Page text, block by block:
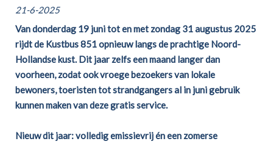
21-6-2025
Van donderdag 19 juni tot en met zondag 31 augustus 2025
rijdt de Kustbus 851 opnieuw langs de prachtige Noord-
Hollandse kust. Dit jaar zelfs een maand langer dan
voorheen, zodat ook vroege bezoekers van lokale
bewoners, toeristen tot strandgangers al in juni gebruik
kunnen maken van deze gratis service.
Nieuw dit jaar: volledig emissievrij én een zomerse